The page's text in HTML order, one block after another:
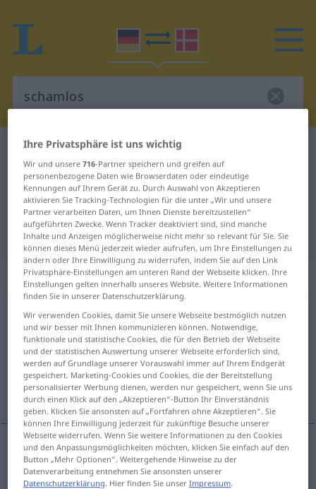
Deutsch-Dänisch Wörterbuch
Deutsch-Dänisch Übersetzung für
"schamlos"
"schamlos" Dänisch Übersetzung
„schamlos“
schamlos <-est>
Übersicht aller Übersetzungen
(Für mehr Details die Übersetzung anklicken/antippen)
uforskammet, skamløs
uforskammet,skamløs schamlos
Ihre Privatsphäre ist uns wichtig
Wir und unsere716-Partner speichern und greifen auf
personenbezogene Daten wie Browserdaten oder eindeutige
Kennungen auf Ihrem Gerät zu. Durch Auswahl von Akzeptieren
aktivieren Sie Tracking-Technologien für die unter „Wir und unsere
Partner verarbeiten Daten, um Ihnen Dienste bereitzustellen“
aufgeführten Zwecke. Wenn Tracker deaktiviert sind, sind manche
Inhalte und Anzeigen möglicherweise nicht mehr so relevant für Sie. Sie
können dieses Menü jederzeit wieder aufrufen, um Ihre Einstellungen zu
ändern oder Ihre Einwilligung zu widerrufen, indem Sie auf den Link
Privatsphäre-Einstellungen am unteren Rand der Webseite klicken. Ihre
Einstellungen gelten innerhalb unseres Website. Weitere Informationen
finden Sie in unserer Datenschutzerklärung.
Wir verwenden Cookies, damit Sie unsere Webseite bestmöglich nutzen
und wir besser mit Ihnen kommunizieren können. Notwendige,
funktionale und statistische Cookies, die für den Betrieb der Webseite
und der statistischen Auswertung unserer Webseite erforderlich sind,
werden auf Grundlage unserer Vorauswahl immer auf Ihrem Endgerät
gespeichert. Marketing-Cookies und Cookies, die der Bereitstellung
personalisierter Werbung dienen, werden nur gespeichert, wenn Sie uns
durch einen Klick auf den „Akzeptieren“-Button Ihr Einverständnis
geben. Klicken Sie ansonsten auf „Fortfahren ohne Akzeptieren“. Sie
können Ihre Einwilligung jederzeit für zukünftige Besuche unserer
Webseite widerrufen. Wenn Sie weitere Informationen zu den Cookies
und den Anpassungsmöglichkeiten möchten, klicken Sie einfach auf den
Button „Mehr Optionen“. Weitergehende Hinweise zu der
Datenverarbeitung entnehmen Sie ansonsten unserer
Datenschutzerklärung. Hier finden Sie unserImpressum.